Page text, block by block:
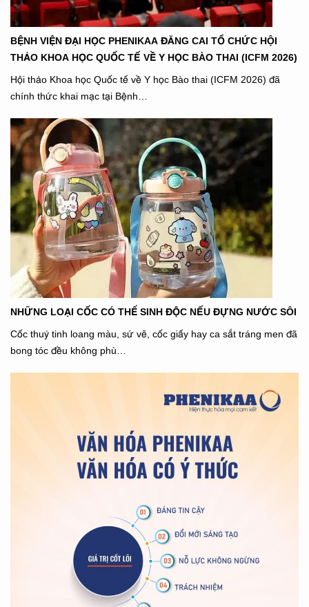
BỆNH VIỆN ĐẠI HỌC PHENIKAA ĐĂNG CAI TỔ CHỨC HỘI
THẢO KHOA HỌC QUỐC TẾ VỀ Y HỌC BÀO THAI (ICFM 2026)
Hội thảo Khoa học Quốc tế về Y học Bào thai (ICFM 2026) đã
chính thức khai mạc tại Bệnh…
NHỮNG LOẠI CỐC CÓ THỂ SINH ĐỘC NẾU ĐỰNG NƯỚC SÔI
Cốc thuỷ tinh loang màu, sứ vẽ, cốc giấy hay ca sắt tráng men đã
bong tóc đều không phù…